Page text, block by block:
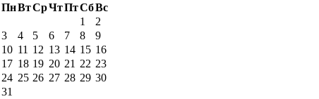
ПнВтСрЧтПтСбВс
1
2
3
4 5 6 7 8
9
10 11 12 13 14 15 16
17 18 19 20 21 22 23
24 25 26 27 28 29 30
31